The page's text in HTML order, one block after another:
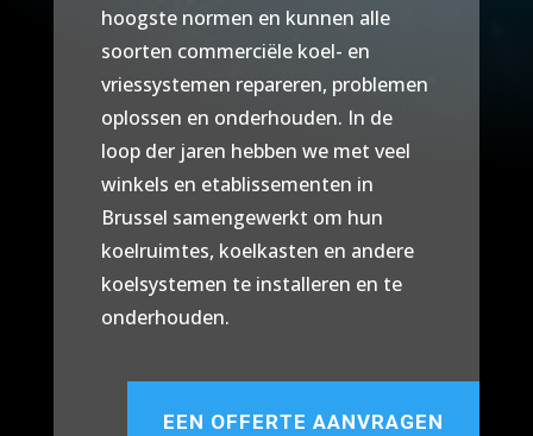
hoogste normen en kunnen alle
soorten commerciële koel- en
vriessystemen repareren, problemen
oplossen en onderhouden. In de
loop der jaren hebben we met veel
winkels en etablissementen in
Brussel samengewerkt om hun
koelruimtes, koelkasten en andere
koelsystemen te installeren en te
onderhouden.
EEN OFFERTE AANVRAGEN